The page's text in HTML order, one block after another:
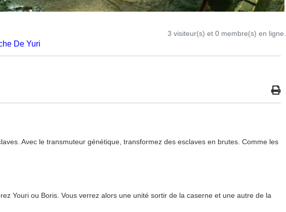
3 visiteur(s) et 0 membre(s) en ligne.
De Yuri
Avec le transmuteur génétique, transformez des esclaves en brutes. Comme les
Youri ou Boris. Vous verrez alors une unité sortir de la caserne et une autre de la